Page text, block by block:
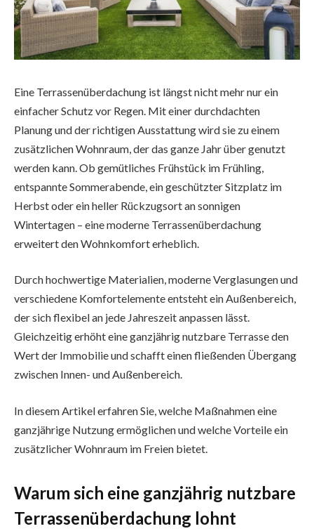
Eine Terrassenüberdachung ist längst nicht mehr nur ein
einfacher Schutz vor Regen. Mit einer durchdachten
Planung und der richtigen Ausstattung wird sie zu einem
zusätzlichen Wohnraum, der das ganze Jahr über genutzt
werden kann. Ob gemütliches Frühstück im Frühling,
entspannte Sommerabende, ein geschützter Sitzplatz im
Herbst oder ein heller Rückzugsort an sonnigen
Wintertagen – eine moderne Terrassenüberdachung
erweitert den Wohnkomfort erheblich.
Durch hochwertige Materialien, moderne Verglasungen und
verschiedene Komfortelemente entsteht ein Außenbereich,
der sich flexibel an jede Jahreszeit anpassen lässt.
Gleichzeitig erhöht eine ganzjährig nutzbare Terrasse den
Wert der Immobilie und schafft einen fließenden Übergang
zwischen Innen- und Außenbereich.
In diesem Artikel erfahren Sie, welche Maßnahmen eine
ganzjährige Nutzung ermöglichen und welche Vorteile ein
zusätzlicher Wohnraum im Freien bietet.
Warum sich eine ganzjährig nutzbare
Terrassenüberdachung lohnt